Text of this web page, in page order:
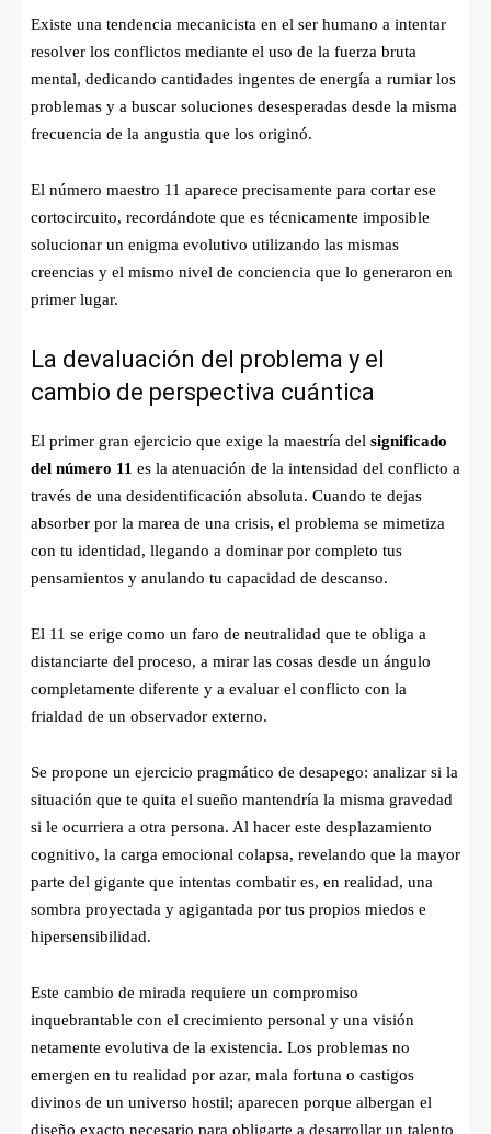
Existe una tendencia mecanicista en el ser humano a intentar
resolver los conflictos mediante el uso de la fuerza bruta
mental, dedicando cantidades ingentes de energía a rumiar los
problemas y a buscar soluciones desesperadas desde la misma
frecuencia de la angustia que los originó.
El número maestro 11 aparece precisamente para cortar ese
cortocircuito, recordándote que es técnicamente imposible
solucionar un enigma evolutivo utilizando las mismas
creencias y el mismo nivel de conciencia que lo generaron en
primer lugar.
La devaluación del problema y el
cambio de perspectiva cuántica
El primer gran ejercicio que exige la maestría del significado
del número 11 es la atenuación de la intensidad del conflicto a
través de una desidentificación absoluta. Cuando te dejas
absorber por la marea de una crisis, el problema se mimetiza
con tu identidad, llegando a dominar por completo tus
pensamientos y anulando tu capacidad de descanso.
El 11 se erige como un faro de neutralidad que te obliga a
distanciarte del proceso, a mirar las cosas desde un ángulo
completamente diferente y a evaluar el conflicto con la
frialdad de un observador externo.
Se propone un ejercicio pragmático de desapego: analizar si la
situación que te quita el sueño mantendría la misma gravedad
si le ocurriera a otra persona. Al hacer este desplazamiento
cognitivo, la carga emocional colapsa, revelando que la mayor
parte del gigante que intentas combatir es, en realidad, una
sombra proyectada y agigantada por tus propios miedos e
hipersensibilidad.
Este cambio de mirada requiere un compromiso
inquebrantable con el crecimiento personal y una visión
netamente evolutiva de la existencia. Los problemas no
emergen en tu realidad por azar, mala fortuna o castigos
divinos de un universo hostil; aparecen porque albergan el
diseño exacto necesario para obligarte a desarrollar un talento